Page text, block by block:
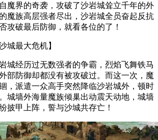
魔界的奇袭，攻破了沙岩城耸立千年的外
魔族高层强者尽出，沙岩城全员奋起反抗
攻破最后防御，就看各位的了！
最大危机】
经历过无数强者的争霸，烈焰飞舞铁马
部防御却都没有被攻破过。而这一次，魔
，派遣一众高手突然降临沙岩城外，顿时
城墙外海量魔族倾巢出动震天动地，城墙
披甲上阵，誓与沙城共存亡！